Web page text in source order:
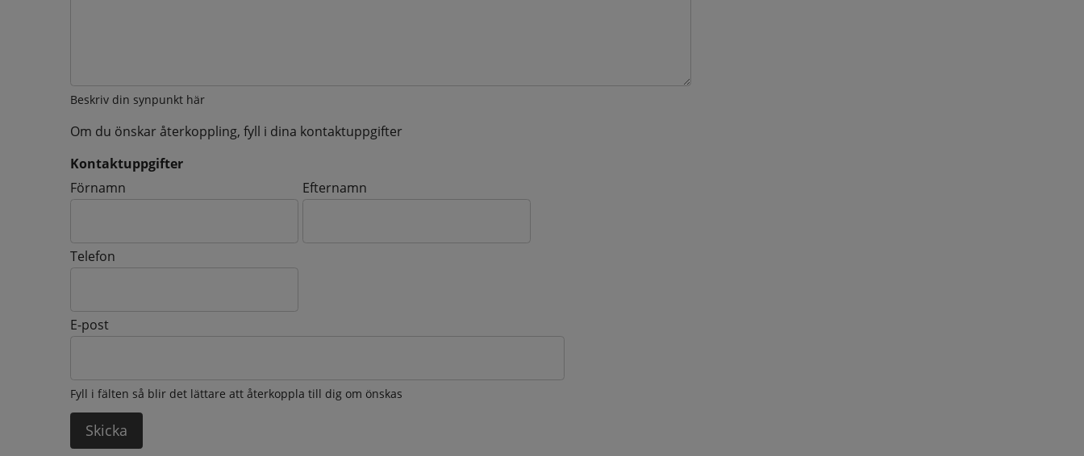
Beskriv din synpunkt här
Om du önskar återkoppling, fyll i dina kontaktuppgifter
Kontaktuppgifter
Kontaktuppgifter
Förnamn Efternamn
Telefon
E-post
Fyll i fälten så blir det lättare att återkoppla till dig om önskas